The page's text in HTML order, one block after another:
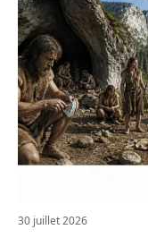
30 juillet 2026